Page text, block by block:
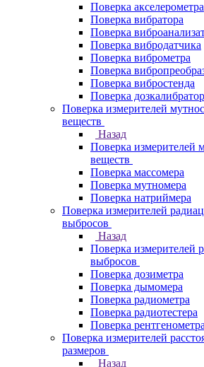
Поверка акселерометра
Поверка вибратора
Поверка
Поверка вибродатчика
Поверка виброметра
Поверка
Поверка вибростенда
Поверка
Поверка измерителей
веществ
Назад
Поверка измерителей
веществ
Поверка массомера
Поверка мутномера
Поверка натриймера
Поверка измерителей
выбросов
Назад
Поверка измерителей
выбросов
Поверка дозиметра
Поверка дымомера
Поверка радиометра
Поверка радиотестера
Поверка рентгенометра
Поверка измерителей
размеров
Назад